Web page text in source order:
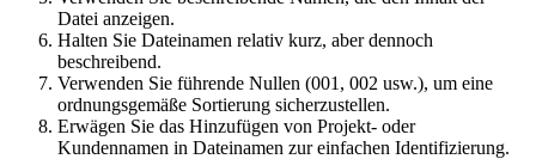
Datei anzeigen.
Halten Sie Dateinamen relativ kurz, aber dennoch
beschreibend.
Verwenden Sie führende Nullen (001, 002 usw.), um eine
ordnungsgemäße Sortierung sicherzustellen.
Erwägen Sie das Hinzufügen von Projekt- oder
Kundennamen in Dateinamen zur einfachen Identifizierung.